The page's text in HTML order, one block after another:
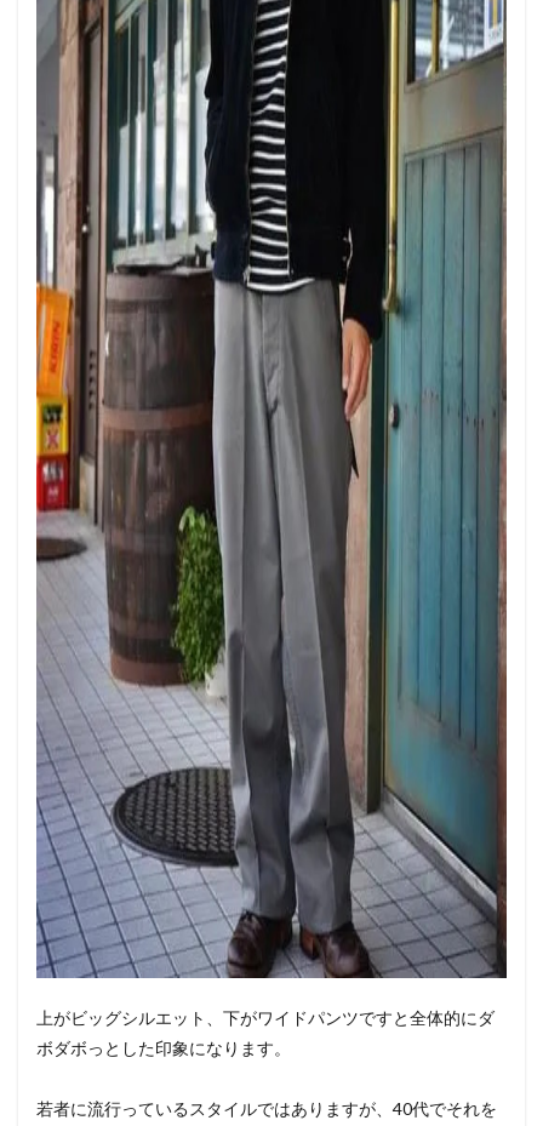
上がビッグシルエット、下がワイドパンツですと全体的にダ
ボダボっとした印象になります。
若者に流行っているスタイルではありますが、40代でそれを